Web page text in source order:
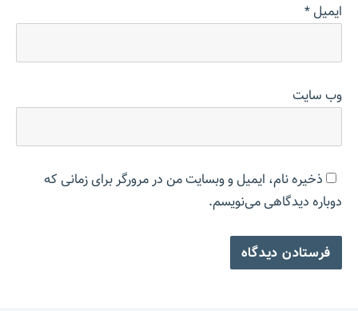
ایمیل*
وب‌ سایت
ذخیره نام، ایمیل و وبسایت من در مرورگر برای زمانی که
دوباره دیدگاهی می‌نویسم.